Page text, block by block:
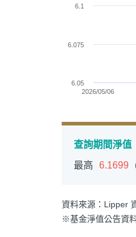
2026/05/06
6.05
6.075
6.1
查詢期間淨值
最高
6.1699
資料來源：Lipper
※基金淨值公告資